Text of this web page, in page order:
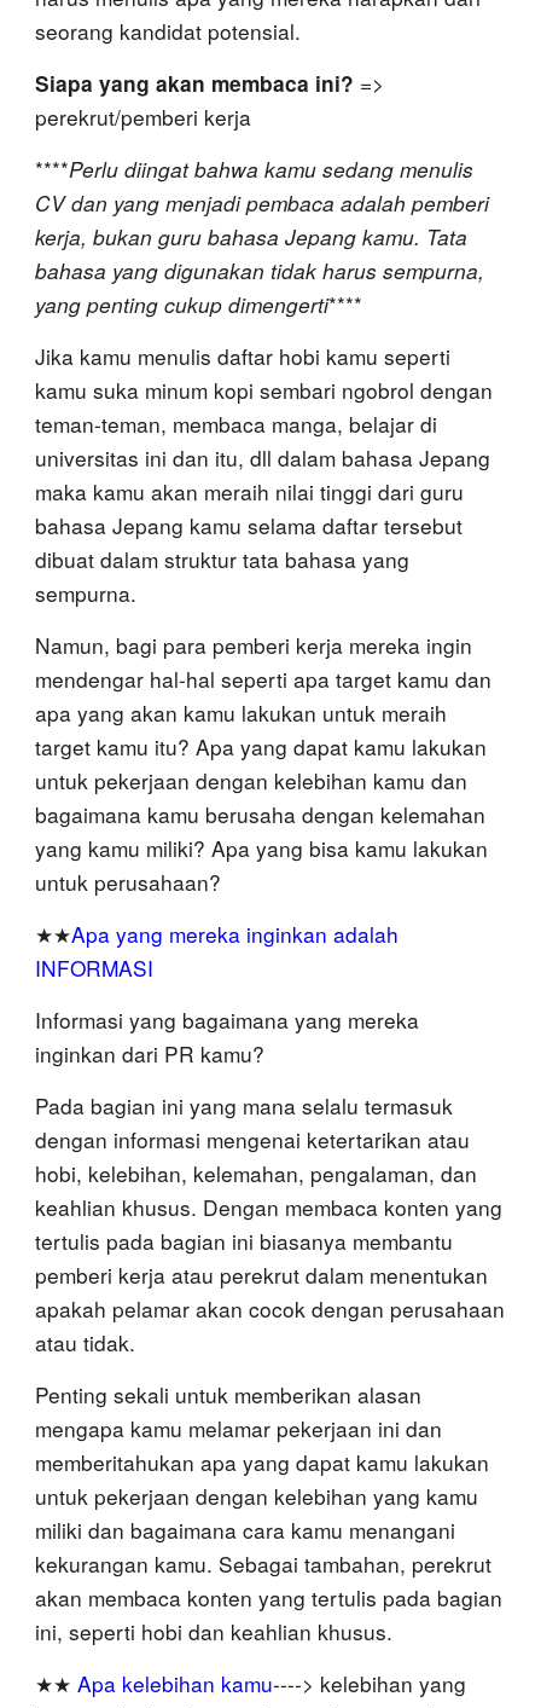
seorang kandidat potensial.
Siapa yang akan membaca ini? =>
perekrut/pemberi kerja
****Perlu diingat bahwa kamu sedang menulis
CV dan yang menjadi pembaca adalah pemberi
kerja, bukan guru bahasa Jepang kamu. Tata
bahasa yang digunakan tidak harus sempurna,
yang penting cukup dimengerti****
Jika kamu menulis daftar hobi kamu seperti
kamu suka minum kopi sembari ngobrol dengan
teman-teman, membaca manga, belajar di
universitas ini dan itu, dll dalam bahasa Jepang
maka kamu akan meraih nilai tinggi dari guru
bahasa Jepang kamu selama daftar tersebut
dibuat dalam struktur tata bahasa yang
sempurna.
Namun, bagi para pemberi kerja mereka ingin
mendengar hal-hal seperti apa target kamu dan
apa yang akan kamu lakukan untuk meraih
target kamu itu? Apa yang dapat kamu lakukan
untuk pekerjaan dengan kelebihan kamu dan
bagaimana kamu berusaha dengan kelemahan
yang kamu miliki? Apa yang bisa kamu lakukan
untuk perusahaan?
★★Apa yang mereka inginkan adalah
INFORMASI
Informasi yang bagaimana yang mereka
inginkan dari PR kamu?
Pada bagian ini yang mana selalu termasuk
dengan informasi mengenai ketertarikan atau
hobi, kelebihan, kelemahan, pengalaman, dan
keahlian khusus. Dengan membaca konten yang
tertulis pada bagian ini biasanya membantu
pemberi kerja atau perekrut dalam menentukan
apakah pelamar akan cocok dengan perusahaan
atau tidak.
Penting sekali untuk memberikan alasan
mengapa kamu melamar pekerjaan ini dan
memberitahukan apa yang dapat kamu lakukan
untuk pekerjaan dengan kelebihan yang kamu
miliki dan bagaimana cara kamu menangani
kekurangan kamu. Sebagai tambahan, perekrut
akan membaca konten yang tertulis pada bagian
ini, seperti hobi dan keahlian khusus.
★★Apa kelebihan kamu----> kelebihan yang